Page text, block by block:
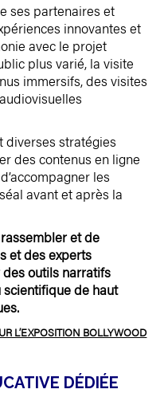
ses partenaires et
innovantes et
avec le projet
plus varié, la visite
immersifs, des visites
diverses stratégies
des contenus en ligne
les
avant et après la
et de
et des experts
outils narratifs
scientifique de haut
L’EXPOSITION BOLLYWOOD
DÉDIÉE